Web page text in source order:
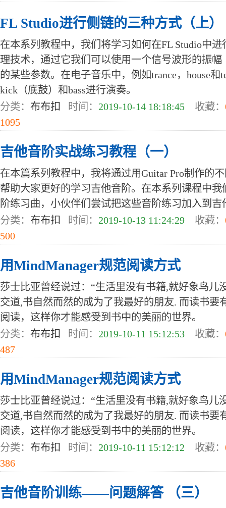
FL Studio进行侧链的三种方式（上）
在本系列教程中，我们将学习如何在FL Studio中
理技术，通过它我们可以使用一个信号波形的振
的某些参数。在电子音乐中，例如trance，house和
kick（底鼓）和bass进行演奏。
分类： 布布扣 时间： 2019-10-14 18:18:45 收藏：
1095
吉他音阶实战练习教程（一）
在本篇系列教程中，我将通过用Guitar Pro制作的
帮助大家更好的学习吉他音阶。在本系列课程中
阶练习曲，小伙伴们尝试把这些音阶练习加入到
分类： 布布扣 时间： 2019-10-13 11:24:29 收藏：
500
用MindManager规范阅读方式
莎士比亚曾经说过：“生活里没有书籍,就好象鸟儿
交道,书自然而然的成为了我最好的朋友. 而读书要
阅读，这样你才能感受到书中的美丽的世界。
分类： 布布扣 时间： 2019-10-11 15:12:53 收藏：
487
用MindManager规范阅读方式
莎士比亚曾经说过：“生活里没有书籍,就好象鸟儿
交道,书自然而然的成为了我最好的朋友. 而读书要
阅读，这样你才能感受到书中的美丽的世界。
分类： 布布扣 时间： 2019-10-11 15:12:12 收藏：
386
吉他音阶训练——问题解答 （三）